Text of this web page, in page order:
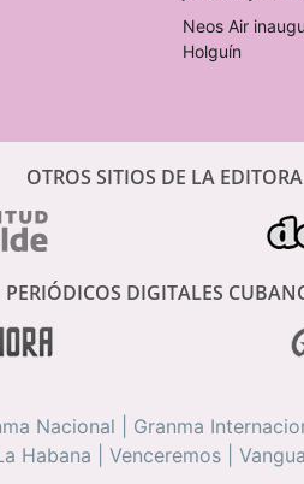
Neos Air
Holguín
OTROS SITIOS DE LA EDITORA
PERIÓDICOS DIGITALES
Nacional Granma
Habana Venceremos|